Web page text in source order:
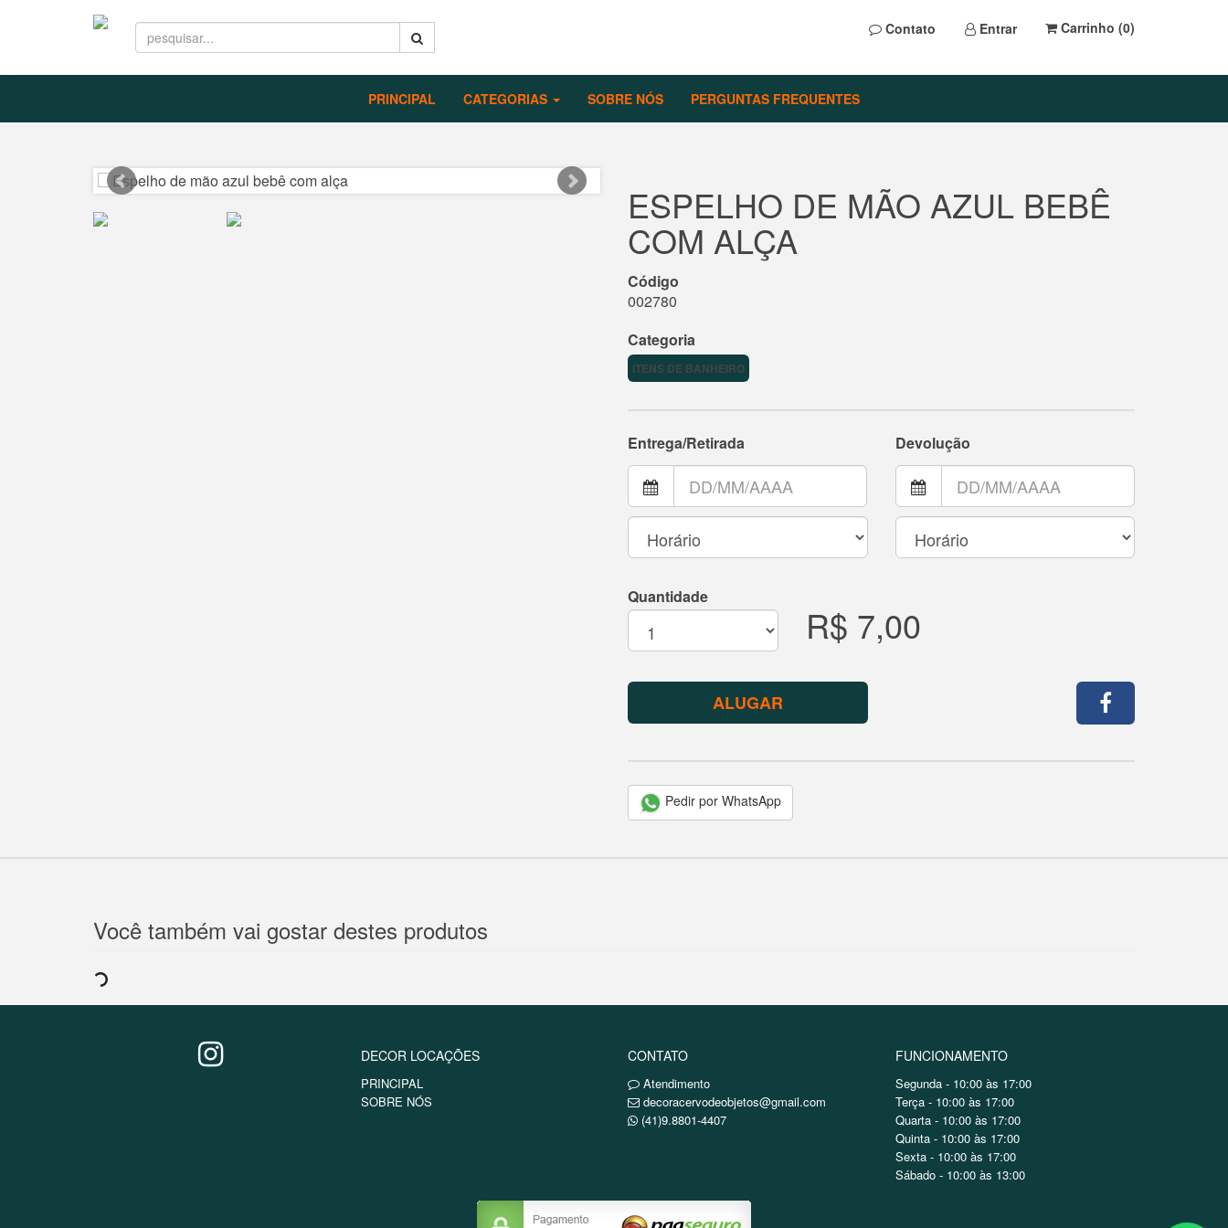
Contato Entrar Carrinho (0)
PRINCIPAL CATEGORIAS SOBRE NÓS PERGUNTAS FREQUENTES
ESPELHO DE MÃO AZUL BEBÊ
COM ALÇA
Código
002780
Categoria
ITENS DE BANHEIRO
Entrega/Retirada Devolução
Quantidade
R$ 7,00
ALUGAR
Pedir por WhatsApp
Você também vai gostar destes produtos
DECOR LOCAÇÕES
PRINCIPAL
SOBRE NÓS
CONTATO
Atendimento
decoracervodeobjetos@gmail.com
(41)9.8801-4407
FUNCIONAMENTO
Segunda - 10:00 às 17:00
Terça - 10:00 às 17:00
Quarta - 10:00 às 17:00
Quinta - 10:00 às 17:00
Sexta - 10:00 às 17:00
Sábado - 10:00 às 13:00